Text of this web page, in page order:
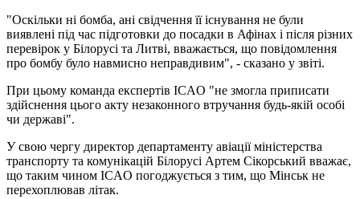
"Оскільки ні бомба, ані свідчення її існування не були
виявлені під час підготовки до посадки в Афінах і після різних
перевірок у Білорусі та Литві, вважається, що повідомлення
про бомбу було навмисно неправдивим", - сказано у звіті.
При цьому команда експертів ICAO "не змогла приписати
здійснення цього акту незаконного втручання будь-якій особі
чи державі".
У свою чергу директор департаменту авіації міністерства
транспорту та комунікацій Білорусі Артем Сікорський вважає,
що таким чином ICAO погоджується з тим, що Мінськ не
перехоплював літак.